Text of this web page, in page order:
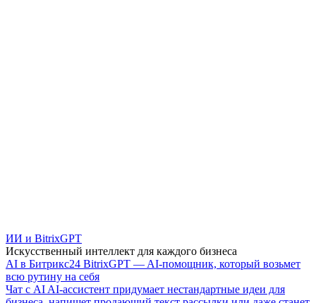
ИИ и BitrixGPT
Искусственный интеллект для каждого бизнеса
AI в Битрикс24 BitrixGPT — AI-помощник, который возьмет
всю рутину на себя
Чат с AI AI-ассистент придумает нестандартные идеи для